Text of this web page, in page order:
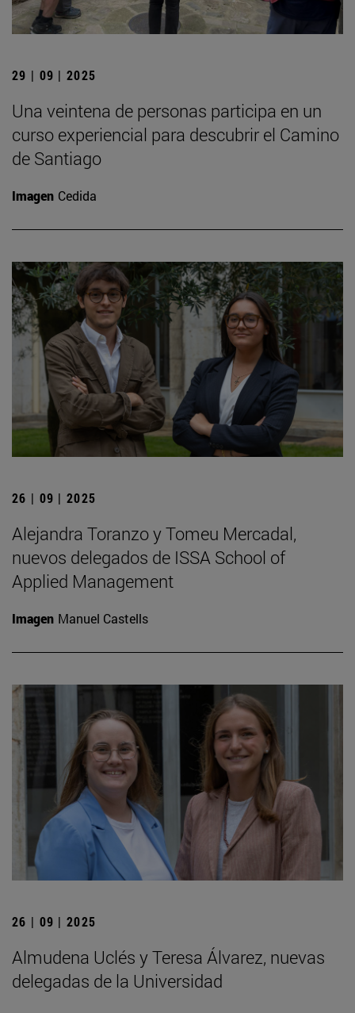
29 | 09 | 2025
Una veintena de personas participa en un
curso experiencial para descubrir el Camino
de Santiago
Imagen Cedida
26 | 09 | 2025
Alejandra Toranzo y Tomeu Mercadal,
nuevos delegados de ISSA School of
Applied Management
Imagen Manuel Castells
26 | 09 | 2025
Almudena Uclés y Teresa Álvarez, nuevas
delegadas de la Universidad